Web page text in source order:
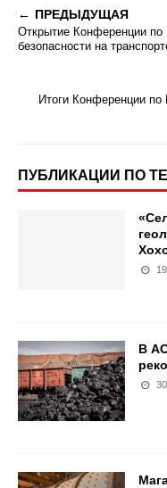
ПРЕДЫДУЩАЯ
Открытие Конференции
безопасности на
Итоги Конференции
ПУБЛИКАЦИИ ПО
В